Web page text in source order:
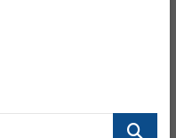
CARI